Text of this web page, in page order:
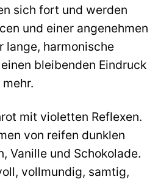
sich fort und werden
und einer angenehmen
lange, harmonische
bleibenden Eindruck
mit violetten Reflexen.
von reifen dunklen
Vanille und Schokolade.
vollmundig, samtig,